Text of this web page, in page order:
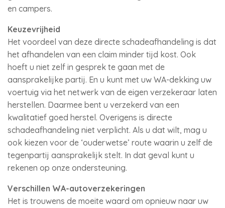
en campers.
Keuzevrijheid
Het voordeel van deze directe schadeafhandeling is dat
het afhandelen van een claim minder tijd kost. Ook
hoeft u niet zelf in gesprek te gaan met de
aansprakelijke partij. En u kunt met uw WA-dekking uw
voertuig via het netwerk van de eigen verzekeraar laten
herstellen. Daarmee bent u verzekerd van een
kwalitatief goed herstel. Overigens is directe
schadeafhandeling niet verplicht. Als u dat wilt, mag u
ook kiezen voor de ‘ouderwetse’ route waarin u zelf de
tegenpartij aansprakelijk stelt. In dat geval kunt u
rekenen op onze ondersteuning.
Verschillen WA-autoverzekeringen
Het is trouwens de moeite waard om opnieuw naar uw